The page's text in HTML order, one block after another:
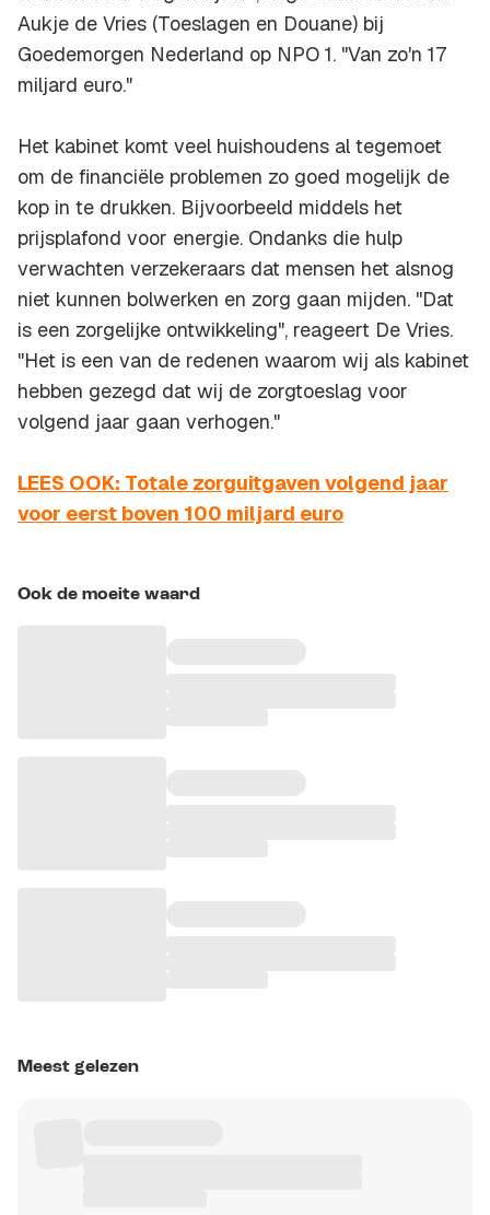
Aukje de Vries (Toeslagen en Douane) bij
Goedemorgen Nederland op NPO 1. "Van zo'n 17
miljard euro."
Het kabinet komt veel huishoudens al tegemoet
om de financiële problemen zo goed mogelijk de
kop in te drukken. Bijvoorbeeld middels het
prijsplafond voor energie. Ondanks die hulp
verwachten verzekeraars dat mensen het alsnog
niet kunnen bolwerken en zorg gaan mijden. "Dat
is een zorgelijke ontwikkeling", reageert De Vries.
"Het is een van de redenen waarom wij als kabinet
hebben gezegd dat wij de zorgtoeslag voor
volgend jaar gaan verhogen."
LEES OOK: Totale zorguitgaven volgend jaar
voor eerst boven 100 miljard euro
Ook de moeite waard
Meest gelezen